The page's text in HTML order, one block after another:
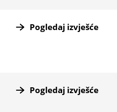
Pogledaj izvješće
Pogledaj izvješće